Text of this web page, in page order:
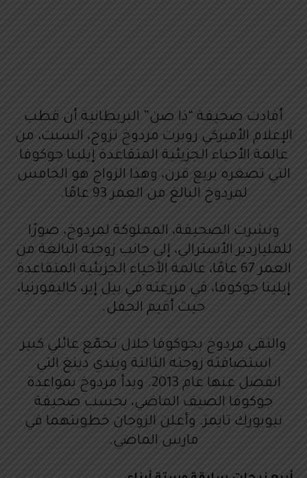
أفادت صحيفة “ذا صن” البريطانية أن قطب
الإعلام الأميركي روبرت مردوخ تزوج، السبت، من
عالمة الأحياء الجزيئية المتقاعدة إيلينا جوكوفا
التي تصغره بربع قرن، وهذا الزواج هو الخامس
لمردوخ البالغ من العمر 93 عامًا.
ونشرت الصحيفة، المملوكة لمردوخ، صورًا
للملياردير الأسترالي، إلى جانب زوجته البالغة من
العمر 67 عامًا، عالمة الأحياء الجزيئية المتقاعدة
إيلينا جوكوفا، في مزرعته في بيل إير، كاليفورنيا،
حيث أقيم الحفل.
والتقى مردوخ بجوكوفا خلال تجمّع عائلي كبير
استضافته زوجته الثالثة ويندي دينغ التي
انفصل عنها عام 2013. وبدأ مردوخ بمواعدة
جوكوفا الصيف الماضي، بحسب صحيفة
نيويورك تايمز. وأعلن الزوجان خطوبتهما في
مارس الماضي.